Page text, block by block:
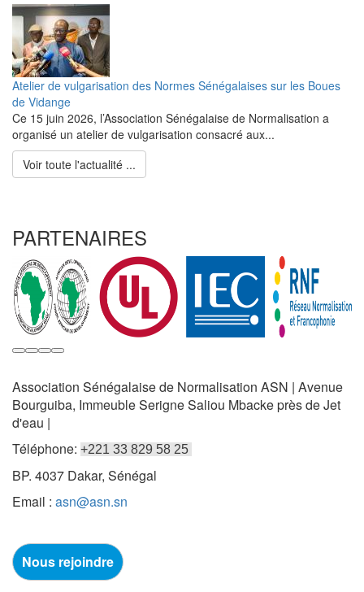
Atelier de vulgarisation des Normes Sénégalaises sur les Boues
de Vidange
Ce 15 juin 2026, l’Association Sénégalaise de Normalisation a
organisé un atelier de vulgarisation consacré aux...
Voir toute l'actualité ...
PARTENAIRES
Association Sénégalaise de Normalisation ASN | Avenue
Bourguiba, Immeuble Serigne Saliou Mbacke près de Jet
d'eau |
Téléphone: +221 33 829 58 25
BP. 4037 Dakar, Sénégal
Email : asn@asn.sn
Nous rejoindre